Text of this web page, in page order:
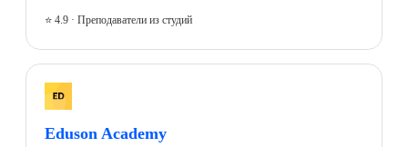
⭐ 4.9 · Преподаватели из студий
Eduson Academy